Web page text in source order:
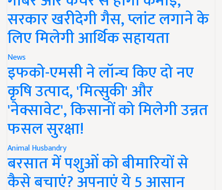
सरकार खरीदेगी गैस, प्लांट लगाने के
लिए मिलेगी आर्थिक सहायता
News
इफको-एमसी ने लॉन्च किए दो नए
कृषि उत्पाद, 'मित्सुकी' और
'नेक्सावेट', किसानों को मिलेगी उन्नत
फसल सुरक्षा!
Animal Husbandry
बरसात में पशुओं को बीमारियों से
कैसे बचाएं? अपनाएं ये 5 आसान